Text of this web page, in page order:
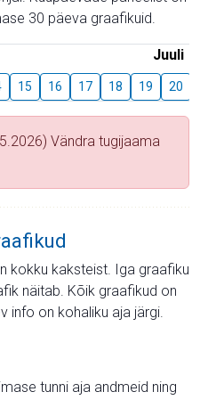
30 päeva graafikuid.
Juuli
15 16 17 18 19 20
Vändra tugijaama
kokku kaksteist. Iga graafiku
näitab. Kõik graafikud on
info on kohaliku aja järgi.
tunni aja andmeid ning